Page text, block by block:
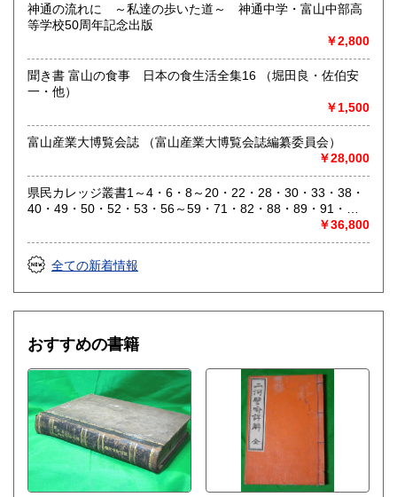
神通の流れに ～私達の歩いた道～ 神通中学・富山中部高
等学校50周年記念出版
￥2,800
聞き書 富山の食事 日本の食生活全集16 （堀田良・佐伯安
一・他）
￥1,500
富山産業大博覧会誌 （富山産業大博覧会誌編纂委員会）
￥28,000
県民カレッジ叢書1～4・6・8～20・22・28・30・33・38・
40・49・50・52・53・56～59・71・82・88・89・91・
生涯学習カレッジ編）
￥36,800
全ての新着情報
おすすめの書籍